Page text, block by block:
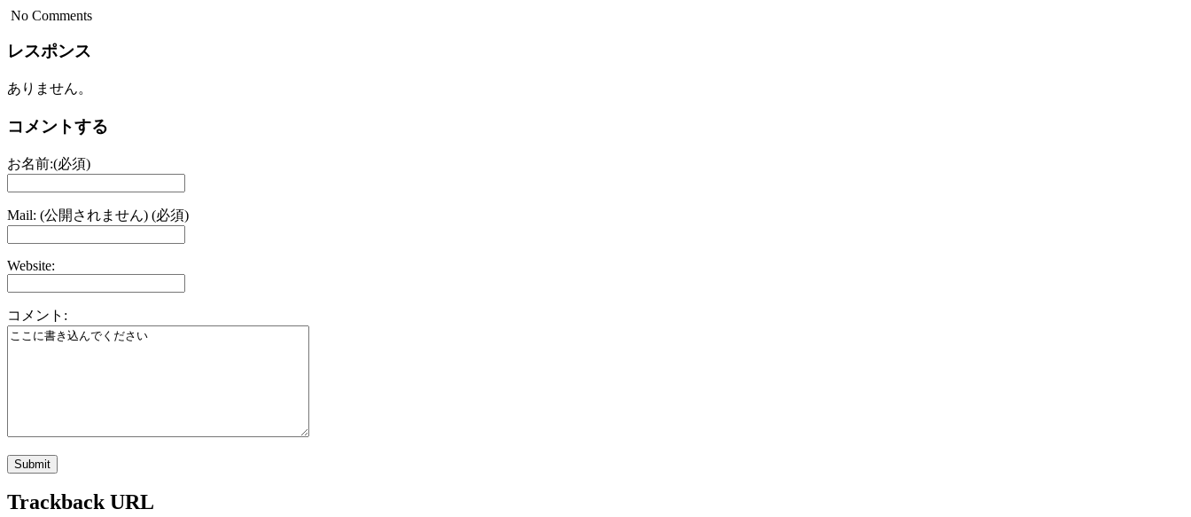
No Comments
レスポンス
ありません。
コメントする
お名前:(必須)
Mail: (公開されません) (必須)
Website:
コメント:
Trackback URL